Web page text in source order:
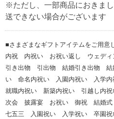
※ただし、一部商品におきま
送できない場合がございます
■さまざまなギフトアイテムをご用意
内祝 内祝い お祝い返し ウェディ
引き出物 引出物 結婚引き出物
い 命名内祝い 入園内祝い 入学
就職内祝い 新築内祝い 引越し内
次会 披露宴 お祝い 御祝 結婚
七五三 入園祝い 入学祝い 卒園